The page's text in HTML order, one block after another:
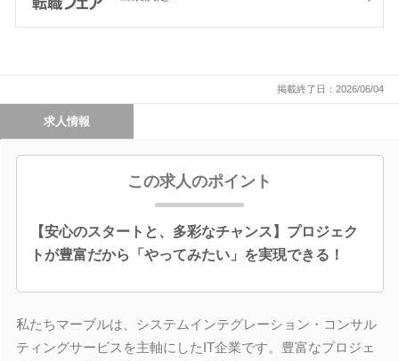
掲載終了日：2026/06/04
求人情報
この求人のポイント
【安心のスタートと、多彩なチャンス】プロジェク
トが豊富だから「やってみたい」を実現できる！
私たちマーブルは、システムインテグレーション・コンサル
ティングサービスを主軸にしたIT企業です。豊富なプロジェ